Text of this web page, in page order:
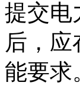
提交电
后，
能要求